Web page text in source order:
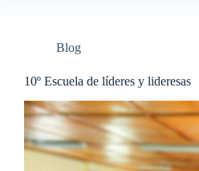
Blog
10º Escuela de líderes y lideresas